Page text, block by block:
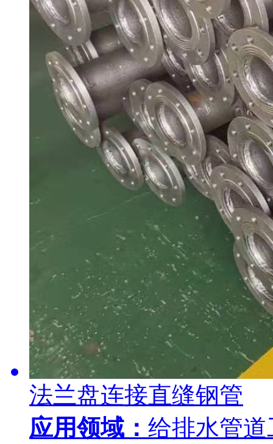
法兰盘连接直缝钢管
应用领域： 给排水管道